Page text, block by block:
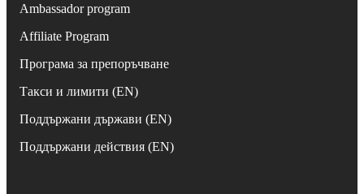
Ambassador program
Affiliate Program
Програма за препоръчване
Такси и лимити (EN)
Поддържани държави (EN)
Поддържани действия (EN)